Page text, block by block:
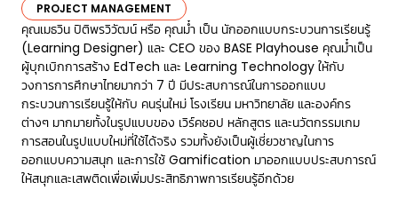
PROJECT MANAGEMENT
คุณเมธวิน ปิติพรวิวัฒน์​ หรือ คุณม๋ำ เป็น นักออกแบบกระบวนการเรียนรู้
(Learning Designer) และ CEO ของ BASE Playhouse คุณม๋ำเป็น
ผู้บุกเบิกการสร้าง EdTech และ Learning Technology ให้กับ
วงการการศึกษาไทยมากว่า 7 ปี มีประสบการณ์ในการออกแบบ
กระบวนการเรียนรู้ให้กับ คนรุ่นใหม่ โรงเรียน มหาวิทยาลัย และองค์กร
ต่างๆ มากมายทั้งในรูปแบบของ เวิร์คชอป หลักสูตร และนวัตกรรมเกม
การสอนในรูปแบบใหม่ที่ใช้ได้จริง รวมทั้งยังเป็นผู้เชี่ยวชาญในการ
ออกแบบความสนุก และการใช้ Gamification มาออกแบบประสบการณ์
ให้สนุกและเสพติดเพื่อเพิ่มประสิทธิภาพการเรียนรู้อีกด้วย